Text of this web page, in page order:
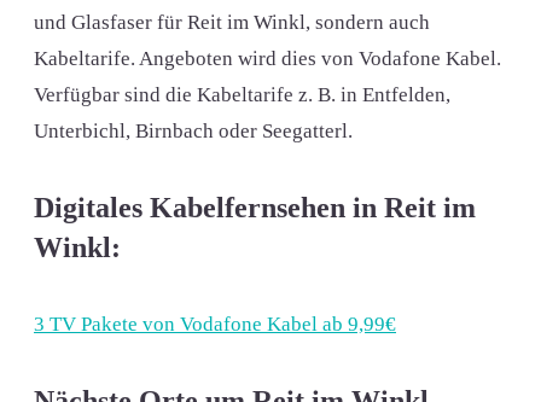
und Glasfaser für Reit im Winkl, sondern auch
Kabeltarife. Angeboten wird dies von Vodafone Kabel.
Verfügbar sind die Kabeltarife z. B. in Entfelden,
Unterbichl, Birnbach oder Seegatterl.
Digitales Kabelfernsehen in Reit im
Winkl:
3 TV Pakete von Vodafone Kabel ab 9,99€